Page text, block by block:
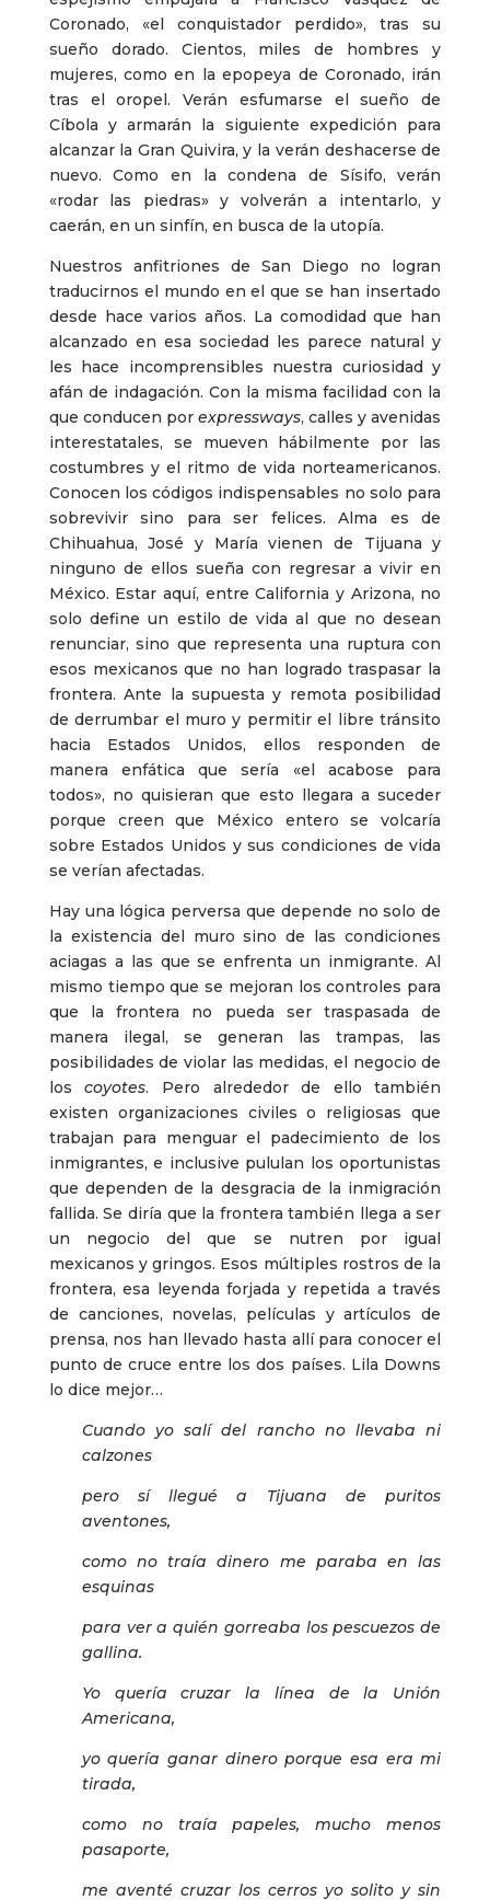
Coronado, «el conquistador perdido», tras su
sueño dorado. Cientos, miles de hombres y
mujeres, como en la epopeya de Coronado, irán
tras el oropel. Verán esfumarse el sueño de
Cíbola y armarán la siguiente expedición para
alcanzar la Gran Quivira, y la verán deshacerse de
nuevo. Como en la condena de Sísifo, verán
«rodar las piedras» y volverán a intentarlo, y
caerán, en un sinfín, en busca de la utopía.
Nuestros anfitriones de San Diego no logran
traducirnos el mundo en el que se han insertado
desde hace varios años. La comodidad que han
alcanzado en esa sociedad les parece natural y
les hace incomprensibles nuestra curiosidad y
afán de indagación. Con la misma facilidad con la
que conducen por expressways, calles y avenidas
interestatales, se mueven hábilmente por las
costumbres y el ritmo de vida norteamericanos.
Conocen los códigos indispensables no solo para
sobrevivir sino para ser felices. Alma es de
Chihuahua, José y María vienen de Tijuana y
ninguno de ellos sueña con regresar a vivir en
México. Estar aquí, entre California y Arizona, no
solo define un estilo de vida al que no desean
renunciar, sino que representa una ruptura con
esos mexicanos que no han logrado traspasar la
frontera. Ante la supuesta y remota posibilidad
de derrumbar el muro y permitir el libre tránsito
hacia Estados Unidos, ellos responden de
manera enfática que sería «el acabose para
todos», no quisieran que esto llegara a suceder
porque creen que México entero se volcaría
sobre Estados Unidos y sus condiciones de vida
se verían afectadas.
Hay una lógica perversa que depende no solo de
la existencia del muro sino de las condiciones
aciagas a las que se enfrenta un inmigrante. Al
mismo tiempo que se mejoran los controles para
que la frontera no pueda ser traspasada de
manera ilegal, se generan las trampas, las
posibilidades de violar las medidas, el negocio de
loscoyotes. Pero alrededor de ello también
existen organizaciones civiles o religiosas que
trabajan para menguar el padecimiento de los
inmigrantes, e inclusive pululan los oportunistas
que dependen de la desgracia de la inmigración
fallida. Se diría que la frontera también llega a ser
un negocio del que se nutren por igual
mexicanos y gringos. Esos múltiples rostros de la
frontera, esa leyenda forjada y repetida a través
de canciones, novelas, películas y artículos de
prensa, nos han llevado hasta allí para conocer el
punto de cruce entre los dos países. Lila Downs
lo dice mejor…
Cuando yo salí del rancho no llevaba ni
calzones
pero sí llegué a Tijuana de puritos
aventones,
como no traía dinero me paraba en las
esquinas
para ver a quién gorreaba los pescuezos de
gallina.
Yo quería cruzar la línea de la Unión
Americana,
yo quería ganar dinero porque esa era mi
tirada,
como no traía papeles, mucho menos
pasaporte,
me aventé cruzar los cerros yo solito y sin